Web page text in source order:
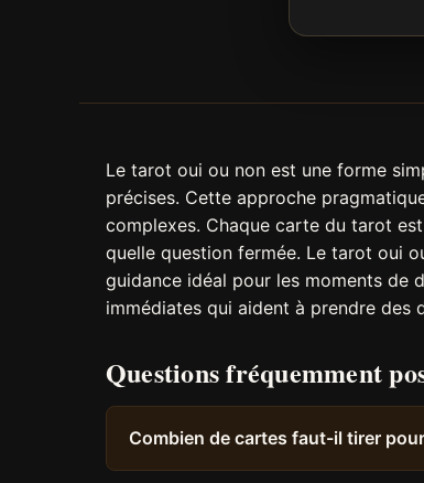
Le tarot oui ou non est une forme
précises. Cette approche
complexes. Chaque carte du tarot
quelle question fermée. Le tarot oui
guidance idéal pour les moments de
immédiates qui aident à prendre des
Questions fréquemment
Combien de cartes faut-il tirer